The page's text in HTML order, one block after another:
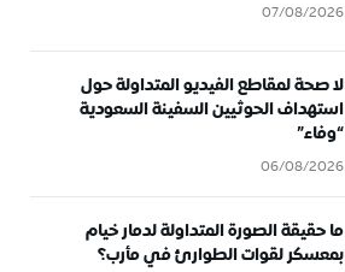
07/08/2026
لا صحة لمقاطع الفيديو المتداولة حول
استهداف الحوثيين السفينة السعودية
“وفاء”
06/08/2026
ما حقيقة الصورة المتداولة لدمار خيام
بمعسكر لقوات الطوارئ في مأرب؟